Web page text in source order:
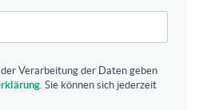
Verarbeitung der Daten geben
. Sie können sich jederzeit